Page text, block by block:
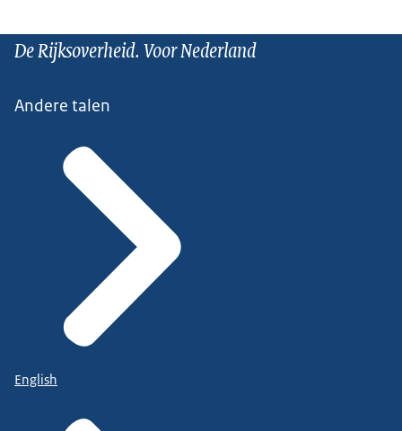
De Rijksoverheid. Voor Nederland
Andere talen
English